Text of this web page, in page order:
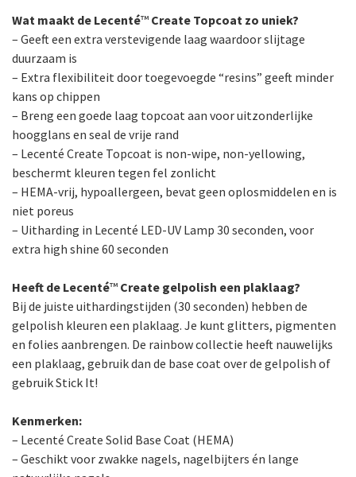
Wat maakt de Lecenté™ Create Topcoat zo uniek?
– Geeft een extra verstevigende laag waardoor slijtage
duurzaam is
– Extra flexibiliteit door toegevoegde “resins” geeft minder
kans op chippen
– Breng een goede laag topcoat aan voor uitzonderlijke
hoogglans en seal de vrije rand
– Lecenté Create Topcoat is non-wipe, non-yellowing,
beschermt kleuren tegen fel zonlicht
– HEMA-vrij, hypoallergeen, bevat geen oplosmiddelen en is
niet poreus
– Uitharding in Lecenté LED-UV Lamp 30 seconden, voor
extra high shine 60 seconden
Heeft de Lecenté™ Create gelpolish een plaklaag?
Bij de juiste uithardingstijden (30 seconden) hebben de
gelpolish kleuren een plaklaag. Je kunt glitters, pigmenten
en folies aanbrengen. De rainbow collectie heeft nauwelijks
een plaklaag, gebruik dan de base coat over de gelpolish of
gebruik Stick It!
Kenmerken:
– Lecenté Create Solid Base Coat (HEMA)
– Geschikt voor zwakke nagels, nagelbijters én lange